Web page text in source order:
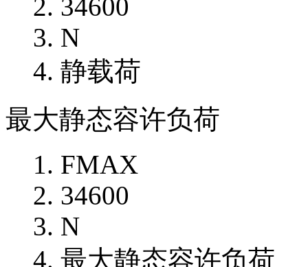
34600
N
静载荷
最大静态容许负荷
FMAX
34600
N
最大静态容许负荷